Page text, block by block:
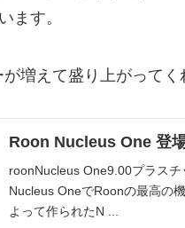
ます。
増えて盛り上がってく
Roon Nucleus One 登
roonNucleus One9.00プラス
Nucleus OneでRoonの最高の
よって作られたN ...